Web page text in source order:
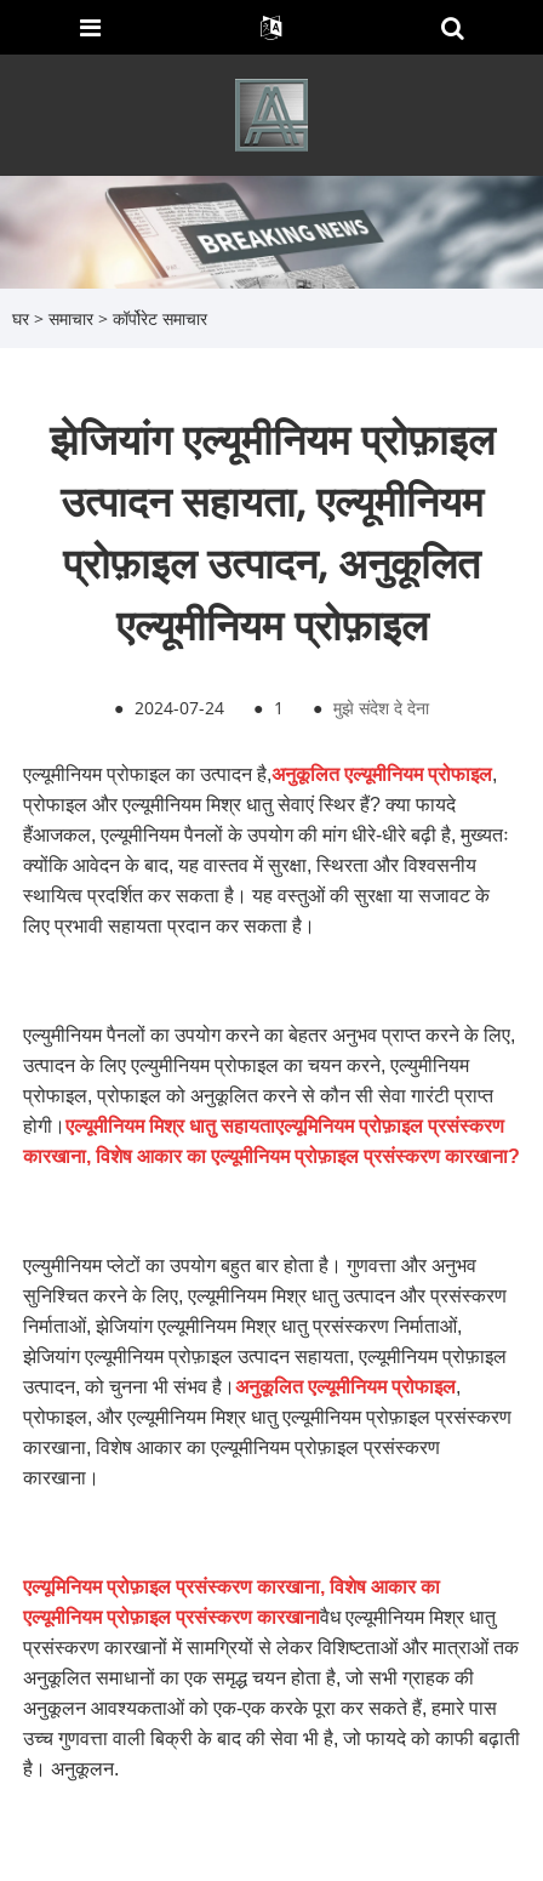
घर > समाचार> कॉर्पोरेट समाचार
झेजियांग एल्यूमीनियम प्रोफ़ाइल
उत्पादन सहायता, एल्यूमीनियम
प्रोफ़ाइल उत्पादन, अनुकूलित
एल्यूमीनियम प्रोफ़ाइल
● 2024-07-24 ● 1 ● मुझे संदेश दे देना
एल्यूमीनियम प्रोफाइल का उत्पादन है,अनुकूलित एल्यूमीनियम प्रोफाइल,
प्रोफाइल और एल्यूमीनियम मिश्र धातु सेवाएं स्थिर हैं? क्या फायदे
हैंआजकल, एल्यूमीनियम पैनलों के उपयोग की मांग धीरे-धीरे बढ़ी है, मुख्यतः
क्योंकि आवेदन के बाद, यह वास्तव में सुरक्षा, स्थिरता और विश्वसनीय
स्थायित्व प्रदर्शित कर सकता है। यह वस्तुओं की सुरक्षा या सजावट के
लिए प्रभावी सहायता प्रदान कर सकता है।
एल्युमीनियम पैनलों का उपयोग करने का बेहतर अनुभव प्राप्त करने के लिए,
उत्पादन के लिए एल्युमीनियम प्रोफाइल का चयन करने, एल्युमीनियम
प्रोफाइल, प्रोफाइल को अनुकूलित करने से कौन सी सेवा गारंटी प्राप्त
होगी।एल्यूमीनियम मिश्र धातु सहायताएल्यूमिनियम प्रोफ़ाइल प्रसंस्करण
कारखाना,विशेष आकार का एल्यूमीनियम प्रोफ़ाइल प्रसंस्करण कारखाना?
एल्युमीनियम प्लेटों का उपयोग बहुत बार होता है। गुणवत्ता और अनुभव
सुनिश्चित करने के लिए, एल्यूमीनियम मिश्र धातु उत्पादन और प्रसंस्करण
निर्माताओं, झेजियांग एल्यूमीनियम मिश्र धातु प्रसंस्करण निर्माताओं,
झेजियांग एल्यूमीनियम प्रोफ़ाइल उत्पादन सहायता, एल्यूमीनियम प्रोफ़ाइल
उत्पादन, को चुनना भी संभव है। अनुकूलित एल्यूमीनियम प्रोफाइल,
प्रोफाइल, और एल्यूमीनियम मिश्र धातु एल्यूमीनियम प्रोफ़ाइल प्रसंस्करण
कारखाना, विशेष आकार का एल्यूमीनियम प्रोफ़ाइल प्रसंस्करण
कारखाना।
एल्यूमिनियम प्रोफ़ाइल प्रसंस्करण कारखाना,विशेष आकार का
एल्यूमीनियम प्रोफ़ाइल प्रसंस्करण कारखानावैध एल्यूमीनियम मिश्र धातु
प्रसंस्करण कारखानों में सामग्रियों से लेकर विशिष्टताओं और मात्राओं तक
अनुकूलित समाधानों का एक समृद्ध चयन होता है, जो सभी ग्राहक की
अनुकूलन आवश्यकताओं को एक-एक करके पूरा कर सकते हैं, हमारे पास
उच्च गुणवत्ता वाली बिक्री के बाद की सेवा भी है, जो फायदे को काफी बढ़ाती
है। अनुकूलन.